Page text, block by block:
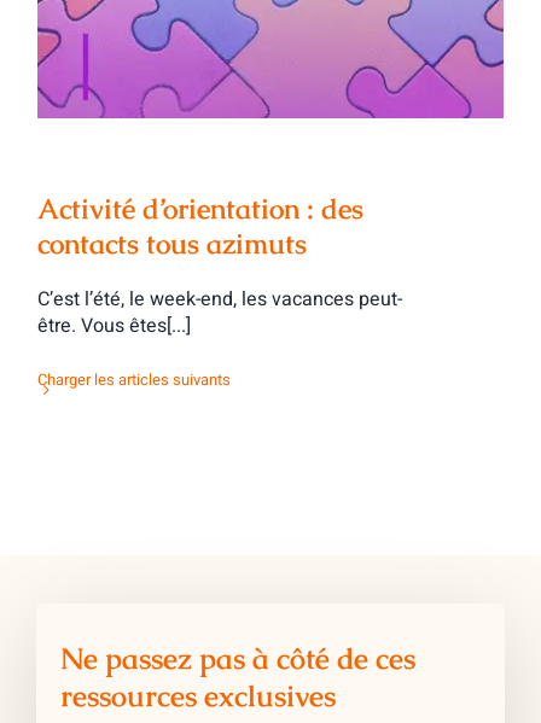
azimuts
Activité d’orientation : des
contacts tous azimuts
C’est l’été, le week-end, les vacances peut-
être. Vous êtes[...]
Charger les articles suivants
Ne passez pas à côté de ces
ressources exclusives